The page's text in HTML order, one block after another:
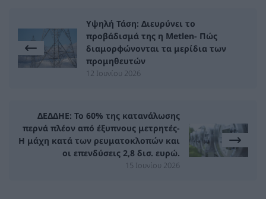
Υψηλή Τάση: Διευρύνει το
προβάδισμά της η Metlen- Πώς
διαμορφώνονται τα μερίδια των
προμηθευτών
12 Ιουνίου 2026
ΔΕΔΔΗΕ: Το 60% της κατανάλωσης
περνά πλέον από έξυπνους μετρητές-
Η μάχη κατά των ρευματοκλοπών και
οι επενδύσεις 2,8 δισ. ευρώ.
15 Ιουνίου 2026